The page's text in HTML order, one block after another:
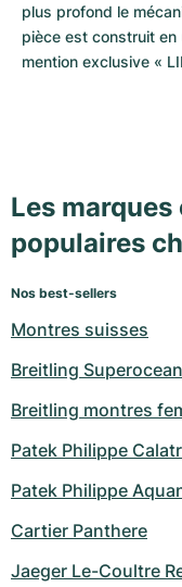
plus profond le
pièce est construit
mention exclusive «
Les
populaires
Nos best-sellers
Montres suisses
Breitling
Breitling montres
Patek Philippe
Patek Philippe
Cartier Panthere
Jaeger Le-Coultre